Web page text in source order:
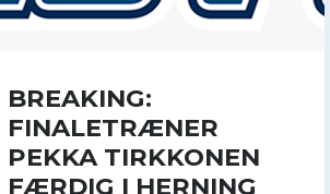
BREAKING:
FINALETRÆNER
PEKKA TIRKKONEN
FÆRDIG I HERNING